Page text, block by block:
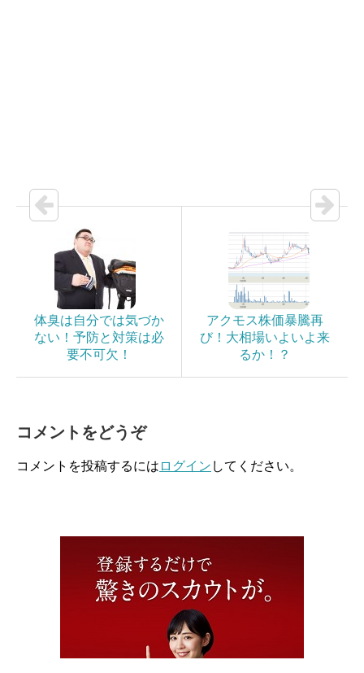
体臭は自分では気づか
ない！予防と対策は必
要不可欠！
アクモス株価暴騰再
び！大相場いよいよ来
るか！？
コメントをどうぞ
コメントを投稿するには ログイン してください。